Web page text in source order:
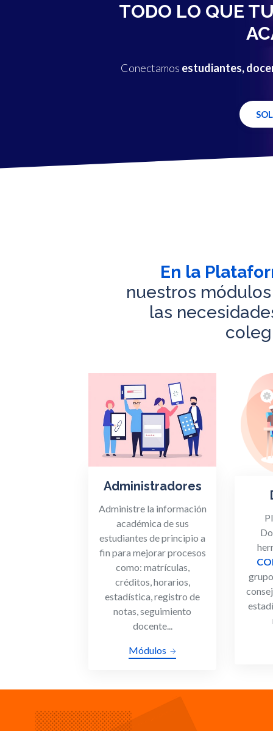
TODO LO QUE
Conectamos estudiantes,
En la
nuestros
las
Administradores
Administre la información
académica de sus
estudiantes de principio a
fin para mejorar procesos
como: matrículas,
créditos, horarios,
estadística, registro de
notas, seguimiento
docente...
Módulos